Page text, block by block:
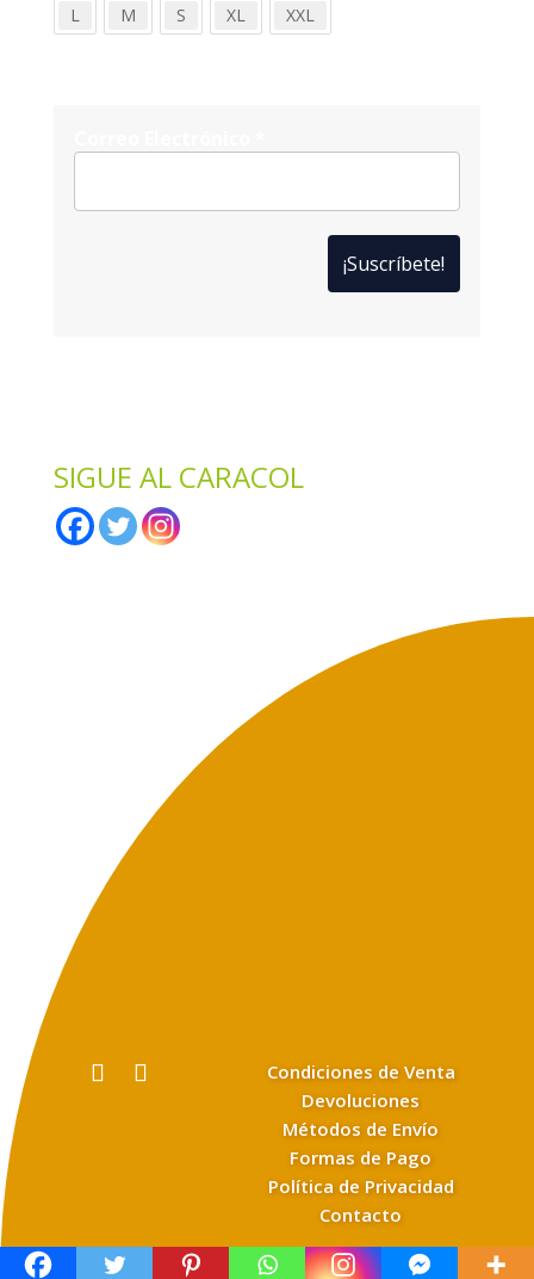
L
M S XL XXL
SIGUE AL CARACOL
Condiciones de Venta
Devoluciones
Métodos de Envío
Formas de Pago
Política de Privacidad
Contacto